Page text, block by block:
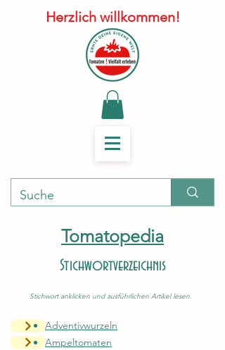
Herzlich willkommen!
Tomatopedia
Stichwortverzeichnis
Stichwort anklicken und ausführlichen Artikel lesen.
Adventivwurzeln
Ampeltomaten